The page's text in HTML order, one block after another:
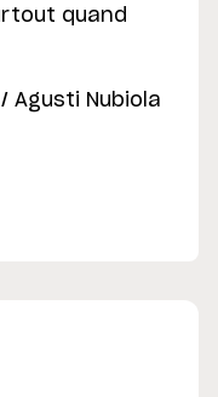
quand
Agusti Nubiola